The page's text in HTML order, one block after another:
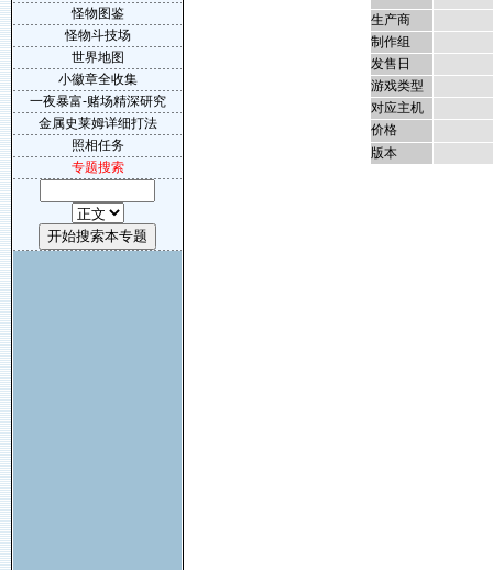
生产商
制作组
发售日
游戏类型
对应主机
价格
版本
怪物图鉴
怪物斗技场
世界地图
小徽章全收集
一夜暴富-赌场精深研究
金属史莱姆详细打法
照相任务
专题搜索